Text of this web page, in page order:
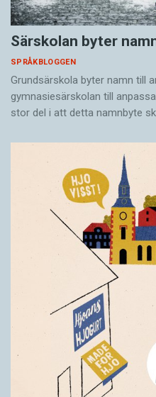
Särskolan byter
SPRÅKBLOGGEN
Grundsärskola byter namn till
gymnasiesärskolan till
stor del i att detta namnbyte